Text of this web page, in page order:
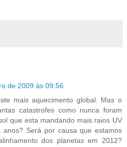
de 2009 às 09:56
mais aquecimento global. Mas o
catastrofes como nunca foram
que esta mandando mais raios UV
anos? Será por causa que estamos
dos planetas em 2012?